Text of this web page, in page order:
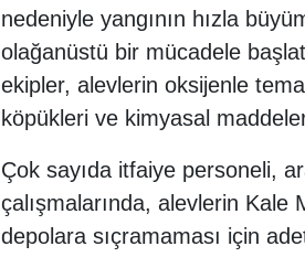
nedeniyle yangının hızla
olağanüstü bir mücadele
ekipler, alevlerin oksijenle
köpükleri ve kimyasal
Çok sayıda itfaiye personeli,
çalışmalarında, alevlerin
depolara sıçramaması için